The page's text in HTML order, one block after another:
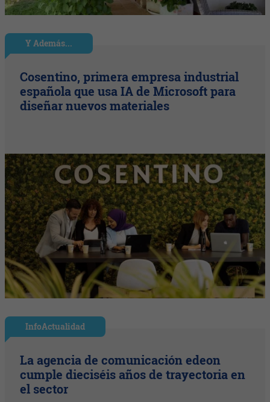
Y Además...
Cosentino, primera empresa industrial
española que usa IA de Microsoft para
diseñar nuevos materiales
InfoActualidad
La agencia de comunicación edeon
cumple dieciséis años de trayectoria en
el sector